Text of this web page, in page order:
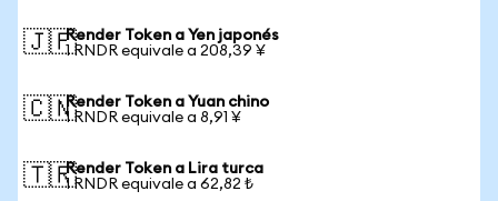
🇯🇵Render Token a Yen japonés
1 RNDR equivale a 208,39 ¥
🇨🇳Render Token a Yuan chino
1 RNDR equivale a 8,91 ¥
🇹🇷Render Token a Lira turca
1 RNDR equivale a 62,82 ₺